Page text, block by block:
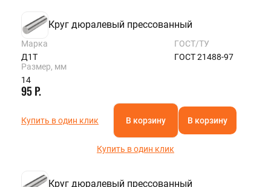
Круг дюралевый прессованный
Марка
Д1Т
ГОСТ/ТУ
ГОСТ 21488-97
Размер, мм
14
95 Р.
Купить в один клик В корзину В корзину
Купить в один клик
Круг дюралевый прессованный